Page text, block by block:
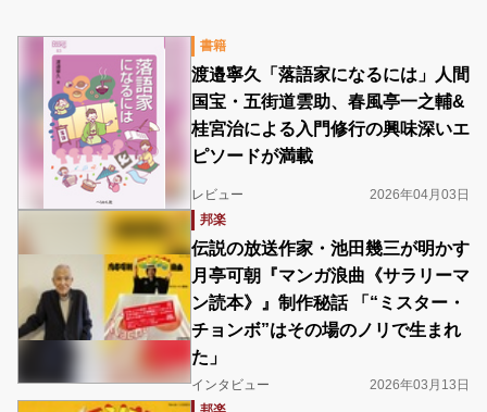
書籍
渡邉寧久「落語家になるには」人間
国宝・五街道雲助、春風亭一之輔&
桂宮治による入門修行の興味深いエ
ピソードが満載
レビュー
2026年04月03日
邦楽
伝説の放送作家・池田幾三が明かす
月亭可朝『マンガ浪曲《サラリーマ
ン読本》』制作秘話 「“ミスター・
チョンボ”はその場のノリで生まれ
た」
インタビュー
2026年03月13日